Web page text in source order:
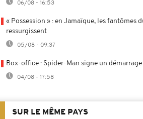
06/08 - 16:53
« Possession » : en Jamaïque, les fantômes
ressurgissent
05/08 - 09:37
Box-office : Spider-Man signe un
04/08 - 17:58
SUR LE MÊME PAYS